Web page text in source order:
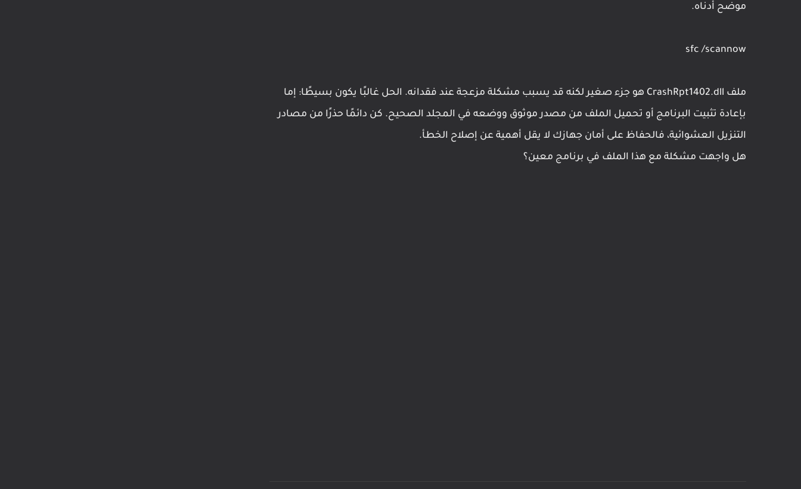
موضح أدناه.
sfc /scannow
ملف CrashRpt1402.dll هو جزء صغير لكنه قد يسبب مشكلة مزعجة عند فقدانه. الحل غالبًا يكون بسيطًا: إما
بإعادة تثبيت البرنامج أو تحميل الملف من مصدر موثوق ووضعه في المجلد الصحيح. كن دائمًا حذرًا من مصادر
التنزيل العشوائية، فالحفاظ على أمان جهازك لا يقل أهمية عن إصلاح الخطأ.
هل واجهت مشكلة مع هذا الملف في برنامج معين؟